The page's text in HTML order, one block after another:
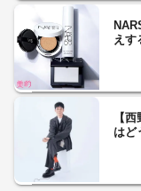
えす
【
はど